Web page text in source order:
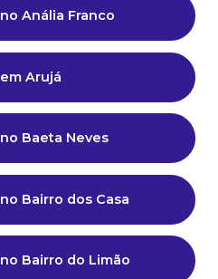
Anália Franco
Arujá
Baeta Neves
Bairro dos Casa
Bairro do Limão